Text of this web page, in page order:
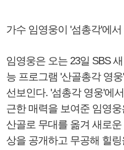
가수 임영웅이 '섬총각'에
임영웅은 오는 23일 SBS 새
능 프로그램 '산골총각 영
선보인다. '섬총각 영웅'에
근한 매력을 보여준 임영웅
산골로 무대를 옮겨 새로운
상을 공개하고 무공해 힐링